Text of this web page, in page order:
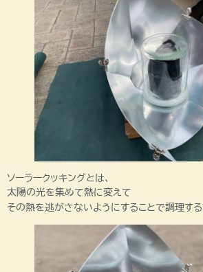
ソーラークッキングとは、
太陽の光を集めて熱に変えて
その熱を逃がさないようにすることで調理す